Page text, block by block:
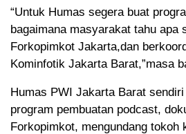
“Untuk Humas segera buat
bagaimana masyarakat tahu apa
Forkopimkot Jakarta,dan
Kominfotik Jakarta Barat,”masa
Humas PWI Jakarta Barat
program pembuatan podcast,
Forkopimkot, mengundang tokoh